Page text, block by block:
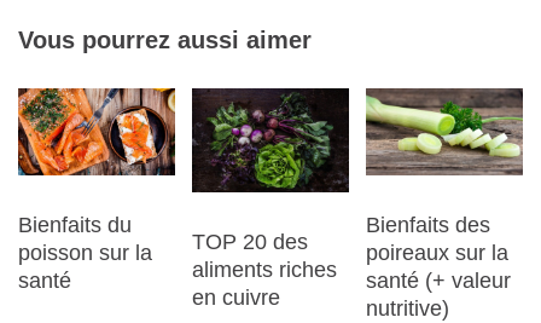
Vous pourrez aussi aimer
Bienfaits du
poisson sur la
santé
TOP 20 des
aliments riches
en cuivre
Bienfaits des
poireaux sur la
santé (+ valeur
nutritive)